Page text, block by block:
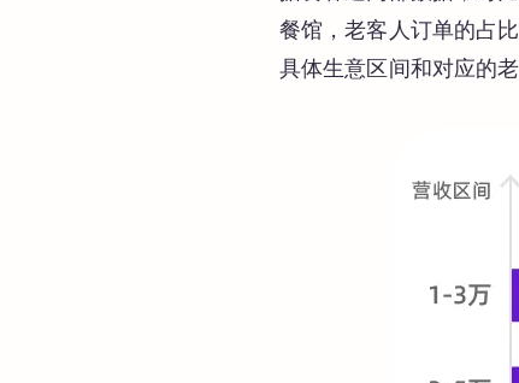
餐馆，老客人订单的占
具体生意区间和对应的